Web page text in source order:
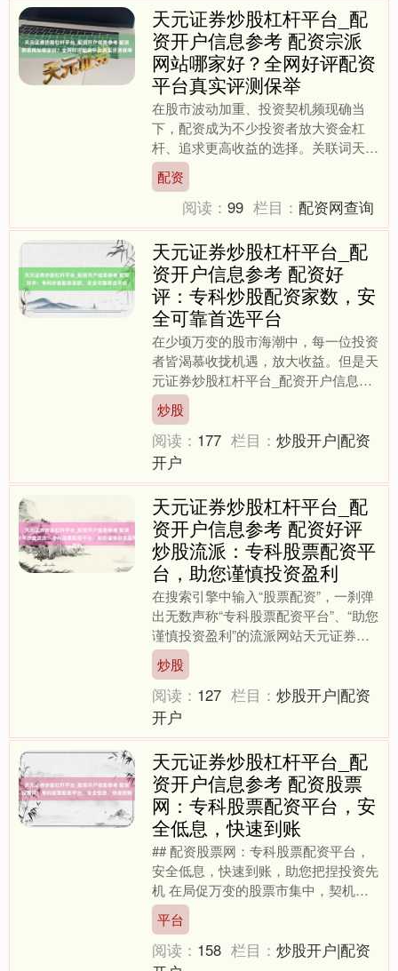
天元证券炒股杠杆平台_配
资开户信息参考 配资宗派
网站哪家好？全网好评配资
平台真实评测保举
在股市波动加重、投资契机频现确当
下，配资成为不少投资者放大资金杠
杆、追求更高收益的选择。关联词天元
证券炒股杠杆平台_配资开户信息参
考，面对采集上琳琅满指标配资宗....
配资
阅读：99 栏目：配资网查询
天元证券炒股杠杆平台_配
资开户信息参考 配资好
评：专科炒股配资家数，安
全可靠首选平台
在少顷万变的股市海潮中，每一位投资
者皆渴慕收拢机遇，放大收益。但是天
元证券炒股杠杆平台_配资开户信息参
考，自有资金时常有限，难以充分撬动
市集后劲。此时，一个专科....
炒股
阅读： 177 栏目：炒股开户|配资
开户
天元证券炒股杠杆平台_配
资开户信息参考 配资好评
炒股流派：专科股票配资平
台，助您谨慎投资盈利
在搜索引擎中输入“股票配资”，一刹弹
出无数声称“专科股票配资平台”、“助您
谨慎投资盈利”的流派网站天元证券炒
股杠杆平台_配资开户信息参考，满屏
的五星好评和成效案....
炒股
阅读： 127 栏目：炒股开户|配资
开户
天元证券炒股杠杆平台_配
资开户信息参考 配资股票
网：专科股票配资平台，安
全低息，快速到账
## 配资股票网：专科股票配资平台，
安全低息，快速到账，助您把捏投资先
机 在局促万变的股票市集中，契机经
常顷然即逝。关于好多投资者而言，狠
恶地捕捉到市集信号后，....
平台
阅读： 158 栏目：炒股开户|配资